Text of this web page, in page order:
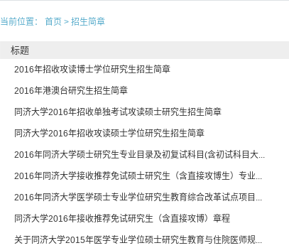
当前位置： 首页 > 招生简章
标题
2016年招收攻读博士学位研究生招生简章
2016年港澳台研究生招生简章
同济大学2016年招收单独考试攻读硕士研究生招生简章
同济大学2016年招收攻读硕士学位研究生招生简章
2016年同济大学硕士研究生专业目录及初复试科目(含初试科目大...
2016年同济大学接收推荐免试硕士研究生（含直接攻博生）专业...
2016年同济大学医学硕士专业学位研究生教育综合改革试点项目...
同济大学2016年接收推荐免试研究生（含直接攻博）章程
关于同济大学2015年医学专业学位硕士研究生教育与住院医师规...